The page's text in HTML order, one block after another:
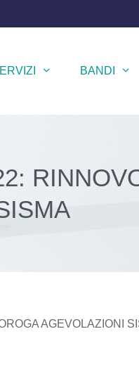
BANDI
AGEVOLAZIONI